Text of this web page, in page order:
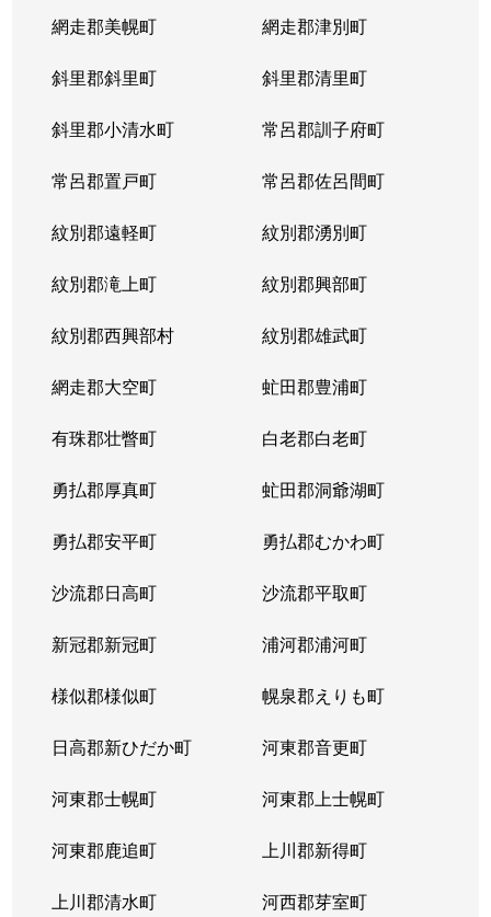
網走郡美幌町 網走郡津別町
斜里郡斜里町 斜里郡清里町
斜里郡小清水町 常呂郡訓子府町
常呂郡置戸町 常呂郡佐呂間町
紋別郡遠軽町 紋別郡湧別町
紋別郡滝上町 紋別郡興部町
紋別郡西興部村 紋別郡雄武町
網走郡大空町 虻田郡豊浦町
有珠郡壮瞥町 白老郡白老町
勇払郡厚真町 虻田郡洞爺湖町
勇払郡安平町 勇払郡むかわ町
沙流郡日高町 沙流郡平取町
新冠郡新冠町 浦河郡浦河町
様似郡様似町 幌泉郡えりも町
日高郡新ひだか町 河東郡音更町
河東郡士幌町 河東郡上士幌町
河東郡鹿追町 上川郡新得町
上川郡清水町 河西郡芽室町